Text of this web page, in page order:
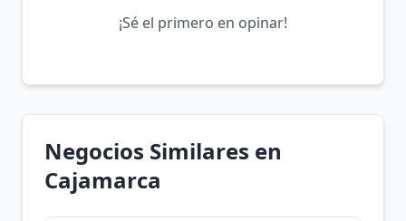
¡Sé el primero en opinar!
Negocios Similares en
Cajamarca